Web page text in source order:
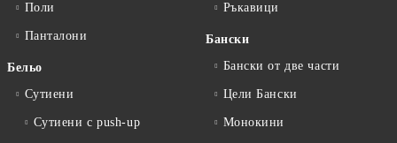
Поли
Панталони
Бельо
Сутиени
Сутиени с push-up
Ръкавици
Бански
Бански от две части
Цели Бански
Монокини